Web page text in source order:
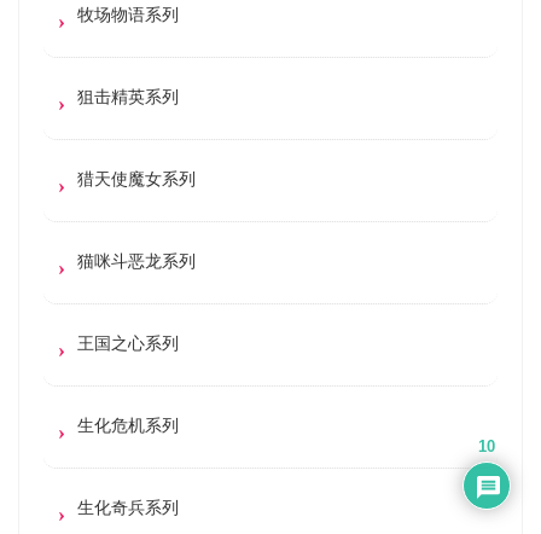
牧场物语系列
狙击精英系列
猎天使魔女系列
猫咪斗恶龙系列
王国之心系列
生化危机系列
生化奇兵系列
10